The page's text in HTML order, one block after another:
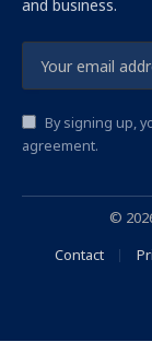
and business.
By signing up,
agreement.
©
Contact